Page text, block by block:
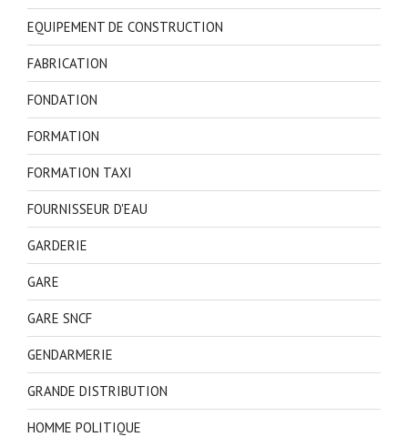
EQUIPEMENT DE CONSTRUCTION
FABRICATION
FONDATION
FORMATION
FORMATION TAXI
FOURNISSEUR D'EAU
GARDERIE
GARE
GARE SNCF
GENDARMERIE
GRANDE DISTRIBUTION
HOMME POLITIQUE